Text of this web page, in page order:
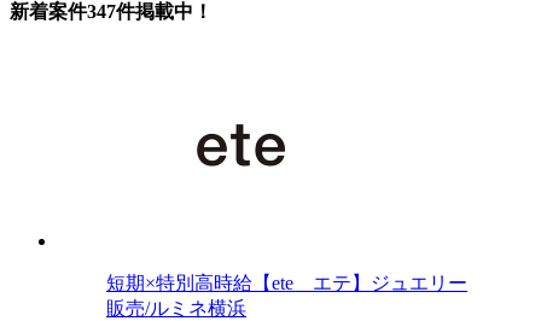
新着案件347件掲載中！
短期×特別高時給【ete エテ】ジュエリー
販売/ルミネ横浜